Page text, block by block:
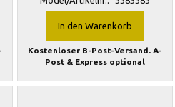
In den Warenkorb
Kostenloser B-Post-Versand. A-
Post & Express optional